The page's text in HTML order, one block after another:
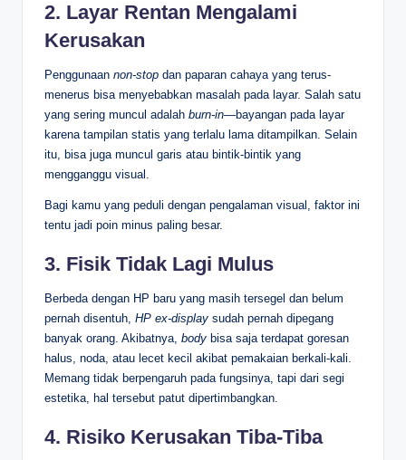
2. Layar Rentan Mengalami
Kerusakan
Penggunaan non-stop dan paparan cahaya yang terus-
menerus bisa menyebabkan masalah pada layar. Salah satu
yang sering muncul adalah burn-in—bayangan pada layar
karena tampilan statis yang terlalu lama ditampilkan. Selain
itu, bisa juga muncul garis atau bintik-bintik yang
mengganggu visual.
Bagi kamu yang peduli dengan pengalaman visual, faktor ini
tentu jadi poin minus paling besar.
3. Fisik Tidak Lagi Mulus
Berbeda dengan HP baru yang masih tersegel dan belum
pernah disentuh, HP ex-display sudah pernah dipegang
banyak orang. Akibatnya, body bisa saja terdapat goresan
halus, noda, atau lecet kecil akibat pemakaian berkali-kali.
Memang tidak berpengaruh pada fungsinya, tapi dari segi
estetika, hal tersebut patut dipertimbangkan.
4. Risiko Kerusakan Tiba-Tiba